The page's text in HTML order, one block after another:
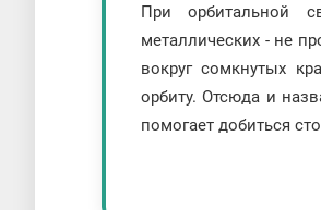
При орбитальной
металлических - не
вокруг сомкнутых
орбиту. Отсюда и
помогает добиться